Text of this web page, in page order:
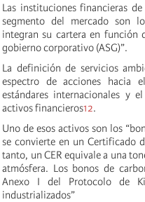
Las instituciones financieras
segmento del mercado son
integran su cartera en función
gobierno corporativo (ASG)”.
La definición de servicios
espectro de acciones hacia
estándares internacionales y
activos financieros12.
Uno de esos activos son los
se convierte en un Certificado
tanto, un CER equivale a una
atmósfera. Los bonos de
Anexo I del Protocolo de
industrializados”